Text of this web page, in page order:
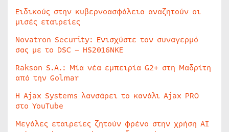
Ειδικούς στην κυβερνοασφάλεια αναζητούν οι
μισές εταιρείες
Novatron Security: Ενισχύστε τον συναγερμό
σας με το DSC – HS2016NKE
Rakson S.A.: Μία νέα εμπειρία G2+ στη Μαδρίτη
από την Golmar
Η Ajax Systems λανσάρει το κανάλι Ajax PRO
στο YouTube
Μεγάλες εταιρείες ζητούν φρένο στην χρήση AI